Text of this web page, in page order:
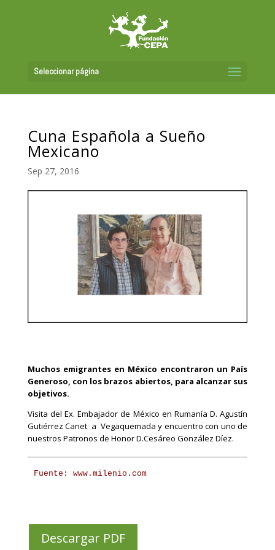
Seleccionar página
Cuna Española a Sueño
Mexicano
Sep 27, 2016
Muchos emigrantes en México encontraron un País
Generoso, con los brazos abiertos, para alcanzar sus
objetivos.
Visita del Ex. Embajador de México en Rumanía D. Agustín
Gutiérrez Canet a Vegaquemada y encuentro con uno de
nuestros Patronos de Honor D.Cesáreo González Díez.
Fuente: www.milenio.com
Descargar PDF